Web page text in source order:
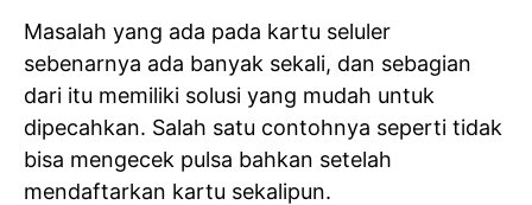
Masalah yang ada pada kartu seluler
sebenarnya ada banyak sekali, dan sebagian
dari itu memiliki solusi yang mudah untuk
dipecahkan. Salah satu contohnya seperti tidak
bisa mengecek pulsa bahkan setelah
mendaftarkan kartu sekalipun.